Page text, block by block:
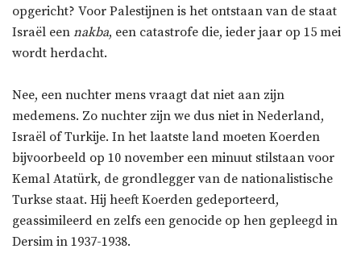
opgericht? Voor Palestijnen is het ontstaan van de staat
Israël een nakba, een catastrofe die, ieder jaar op 15 mei
wordt herdacht.
Nee, een nuchter mens vraagt dat niet aan zijn
medemens. Zo nuchter zijn we dus niet in Nederland,
Israël of Turkije. In het laatste land moeten Koerden
bijvoorbeeld op 10 november een minuut stilstaan voor
Kemal Atatürk, de grondlegger van de nationalistische
Turkse staat. Hij heeft Koerden gedeporteerd,
geassimileerd en zelfs een genocide op hen gepleegd in
Dersim in 1937-1938.